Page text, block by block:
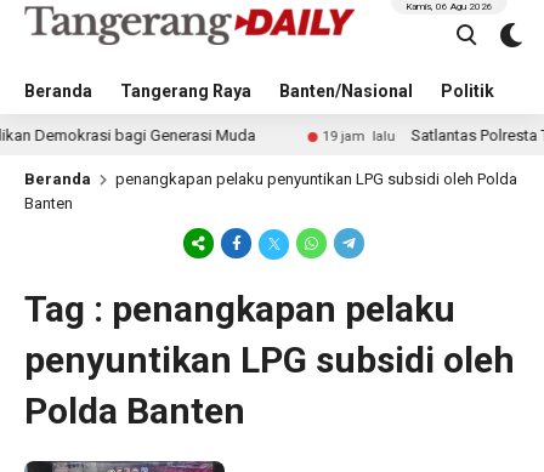
Beranda Tangerang Raya Banten/Nasional Politik
Kamis, 06 Agu 2026
bagi Generasi Muda 19 jam lalu Satlantas Polresta
Beranda
penangkapan pelaku penyuntikan LPG subsidi oleh Polda
Banten
Tag : penangkapan pelaku
penyuntikan LPG subsidi oleh
Polda Banten